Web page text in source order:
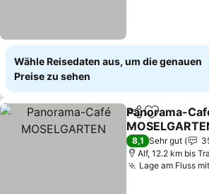
Wähle Reisedaten aus, um die genauen
Preise zu sehen
TeilenZu
Panorama-
8,1 Sehr gut
Alf, 12.2 km bis
Lage am Fluss